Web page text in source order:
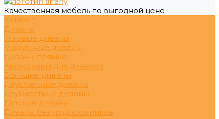
Качественная мебель по выгодной цене
Каталог
Диваны
Угловые диваны
Модульные диваны
Диваны прямые
Аксессуары для диванов
Большие диваны
Двуспальные диваны
Двухместные диваны
Детские диваны
Диваны без подлокотников